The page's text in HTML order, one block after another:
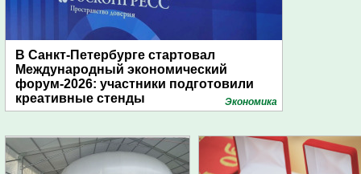
В Санкт-Петербурге стартовал
Международный экономический
форум-2026: участники подготовили
креативные стенды
Экономика